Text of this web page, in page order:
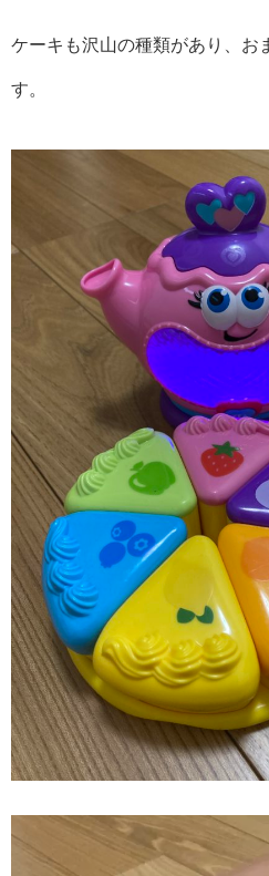
ケーキも沢山の種類があり、お
す。